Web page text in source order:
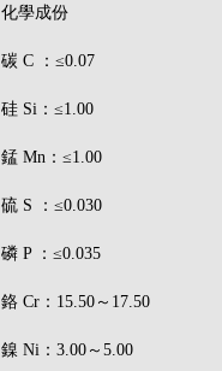
化學成份
碳 C ：≤0.07
硅 Si：≤1.00
錳 Mn：≤1.00
硫 S ：≤0.030
磷 P ：≤0.035
鉻 Cr：15.50～17.50
鎳 Ni：3.00～5.00